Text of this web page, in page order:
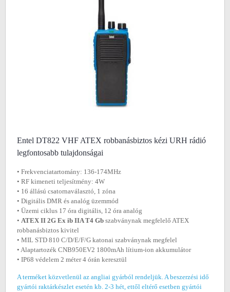
Entel DT822 VHF ATEX robbanásbiztos kézi URH rádió
legfontosabb tulajdonságai
• Frekvenciatartomány: 136-174MHz
• RF kimeneti teljesítmény: 4W
• 16 állású csatornaválasztó, 1 zóna
• Digitális DMR és analóg üzemmód
• Üzemi ciklus 17 óra digitális, 12 óra analóg
• ATEX II 2G Ex ib IIA T4 Gb szabványnak megfelelő ATEX
robbanásbiztos kivitel
• MIL STD 810 C/D/E/F/G katonai szabványnak megfelel
• Alaptartozék CNB950EV2 1800mAh lítium-ion akkumulátor
• IP68 védelem 2 méter 4 órán keresztül
A terméket közvetlenül az angliai gyárból rendeljük. A beszerzési idő
gyártói raktárkészlet esetén kb. 2-3 hét, ettől eltérő esetben gyártói